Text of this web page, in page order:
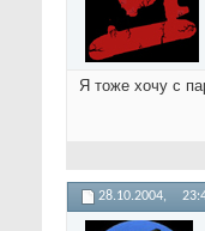
Я тоже хочу с
28.10.2004,